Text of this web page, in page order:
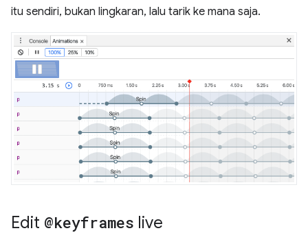
itu sendiri, bukan lingkaran, lalu tarik ke mana saja.
Edit @keyframes live